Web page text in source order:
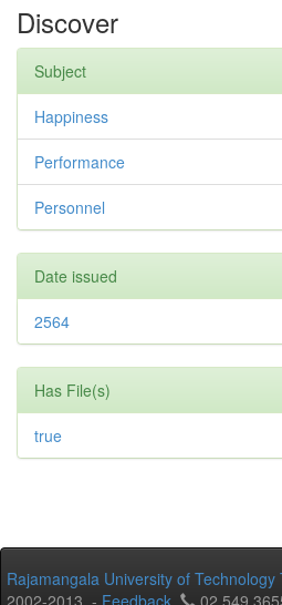
Discover
Subject
Happiness
Performance
Personnel
Date issued
2564
Has File(s)
true
Rajamangala University of Technology
2002-2013 - Feedback 02 549